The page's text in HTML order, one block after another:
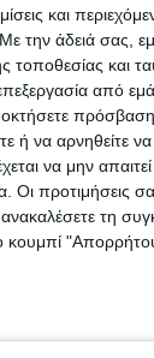
και
Με την άδειά σας,
τοποθεσίας και
από
ή να αρνηθείτε να
να μην απαιτεί
Οι προτιμήσεις
τη
κουμπί